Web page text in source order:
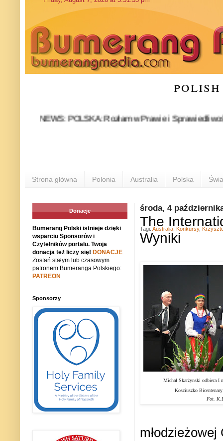
NEWS: POLSKA: Rozłam w Prawie i Sprawiedliwości
Strona główna Polonia Australia Polska
środa, 4
The
Wyniki
Michał Skarżynski odbiera I
Kosciuszko
Fot.
Tagi: Australia Konkursy,
Donacje
Bumerang Polski istnieje dzięki
wsparciu Sponsorów i
Czytelników portalu. Twoja
donacja też liczy się! DONACJE
Zostań stałym lub czasowym
patronem Bumeranga Polskiego:
PATREON
Sponsorzy